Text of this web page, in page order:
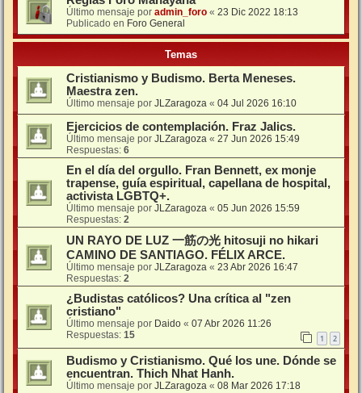
Último mensaje por admin_foro « 23 Dic 2022 18:13
Publicado en Foro General
Temas
Cristianismo y Budismo. Berta Meneses.
Maestra zen.
Último mensaje por JLZaragoza « 04 Jul 2026 16:10
Ejercicios de contemplación. Fraz Jalics.
Último mensaje por JLZaragoza « 27 Jun 2026 15:49
Respuestas: 6
En el día del orgullo. Fran Bennett, ex monje
trapense, guía espiritual, capellana de hospital,
activista LGBTQ+.
Último mensaje por JLZaragoza « 05 Jun 2026 15:59
Respuestas: 2
UN RAYO DE LUZ 一筋の光 hitosuji no hikari
CAMINO DE SANTIAGO. FÉLIX ARCE.
Último mensaje por JLZaragoza « 23 Abr 2026 16:47
Respuestas: 2
¿Budistas católicos? Una crítica al "zen
cristiano"
Último mensaje por Daido « 07 Abr 2026 11:26
Respuestas: 15 1 2
Budismo y Cristianismo. Qué los une. Dónde se
encuentran. Thich Nhat Hanh.
Último mensaje por JLZaragoza « 08 Mar 2026 17:18